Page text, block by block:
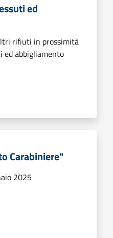
ed
rifiuti in prossimità
abbigliamento
Carabiniere"
2025